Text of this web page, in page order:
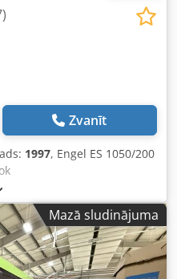
Zvanīt
1997, Engel ES 1050/200
Mazā sludinājuma